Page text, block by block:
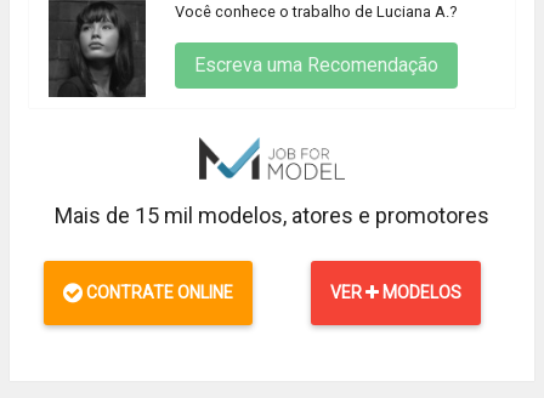
Você conhece o trabalho de Luciana A.?
Escreva uma Recomendação
Mais de 15 mil modelos, atores e promotores
CONTRATE ONLINE VER MODELOS